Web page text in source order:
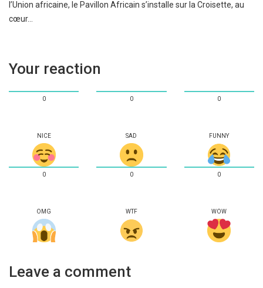
l’Union africaine, le Pavillon Africain s’installe sur la Croisette, au
cœur…
Your reaction
0
NICE
0
SAD
0
FUNNY
0
OMG
0
WTF
0
WOW
Leave a comment